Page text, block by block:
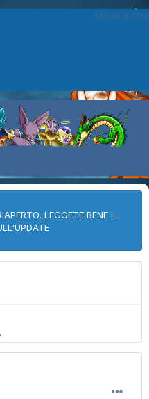
Movie e Oav
LEGGETE BENE IL